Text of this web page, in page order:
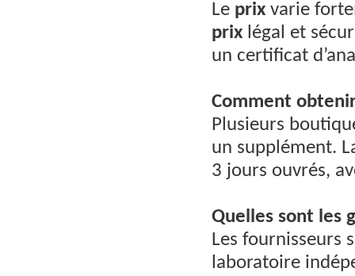
Le prix varie
prix légal et
un certificat
Comment
Plusieurs
un supplément.
3 jours ouvrés,
Quelles sont les
Les fournisseurs
laboratoire